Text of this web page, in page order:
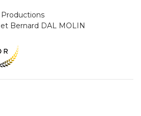
Bernard DAL MOLIN